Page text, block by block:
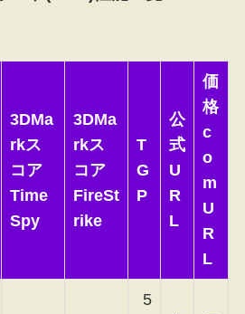
3DMa
rkス
コア
Time
Spy
3DMa
rkス
コア
FireSt
rike
T
G
P
公
式
U
R
L
価
格
c
o
m
U
R
L
5